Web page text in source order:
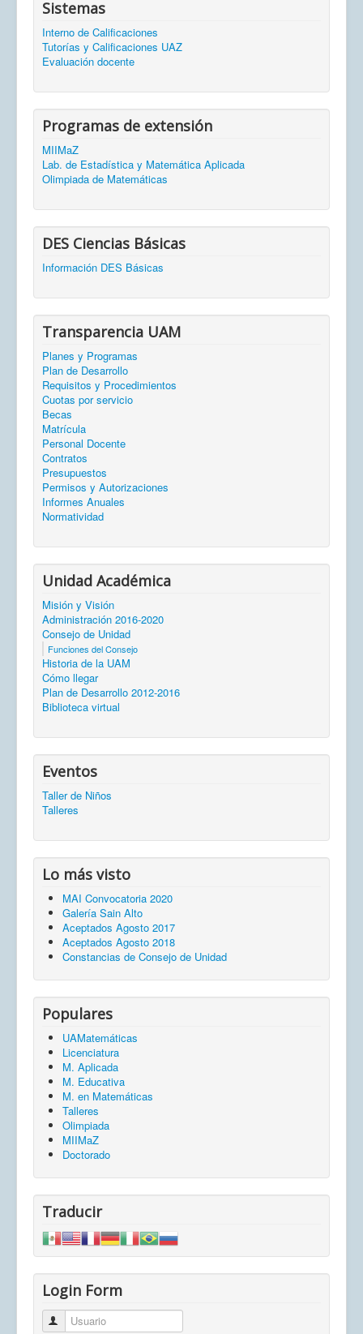
Sistemas
Interno de Calificaciones
Tutorías y Calificaciones UAZ
Evaluación docente
Programas de extensión
MIIMaZ
Lab. de Estadística y Matemática Aplicada
Olimpiada de Matemáticas
DES Ciencias Básicas
Información DES Básicas
Transparencia UAM
Planes y Programas
Plan de Desarrollo
Requisitos y Procedimientos
Cuotas por servicio
Becas
Matrícula
Personal Docente
Contratos
Presupuestos
Permisos y Autorizaciones
Informes Anuales
Normatividad
Unidad Académica
Misión y Visión
Administración 2016-2020
Consejo de Unidad
Funciones del Consejo
Historia de la UAM
Cómo llegar
Plan de Desarrollo 2012-2016
Biblioteca virtual
Eventos
Taller de Niños
Talleres
Lo más visto
MAI Convocatoria 2020
Galería Sain Alto
Aceptados Agosto 2017
Aceptados Agosto 2018
Constancias de Consejo de Unidad
Populares
UAMatemáticas
Licenciatura
M. Aplicada
M. Educativa
M. en Matemáticas
Talleres
Olimpiada
MIIMaZ
Doctorado
Traducir
Login Form
Usuario